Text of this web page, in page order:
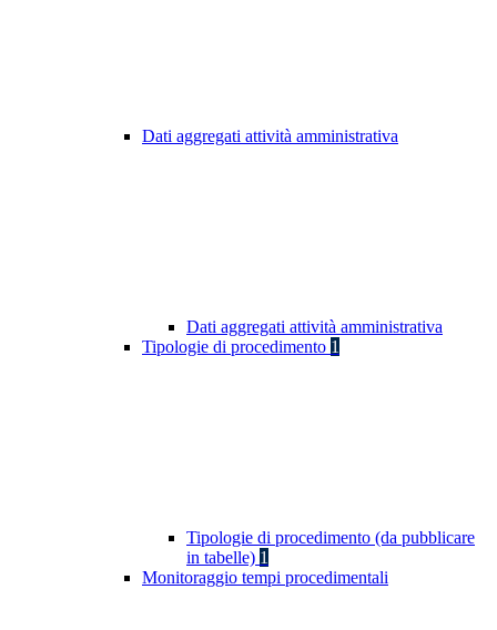
Dati aggregati attività amministrativa
Dati aggregati attività amministrativa
Tipologie di procedimento 1
Tipologie di procedimento (da pubblicare
in tabelle) 1
Monitoraggio tempi procedimentali